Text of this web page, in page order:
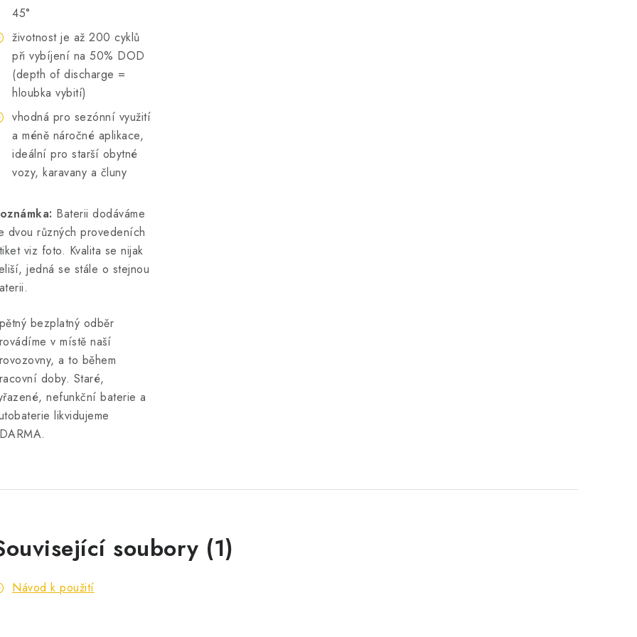
45°
životnost je až 200 cyklů
při vybíjení na 50% DOD
(depth of discharge =
hloubka vybití)
vhodná pro sezónní využití
a méně náročné aplikace,
ideální pro starší obytné
vozy, karavany a čluny
Baterii dodáváme
dvou různých provedeních
viz foto. Kvalita se nijak
jedná se stále o stejnou
bezplatný odběr
v místě naší
a to během
doby. Staré,
nefunkční baterie a
likvidujeme
soubory (1)
Návod k použití